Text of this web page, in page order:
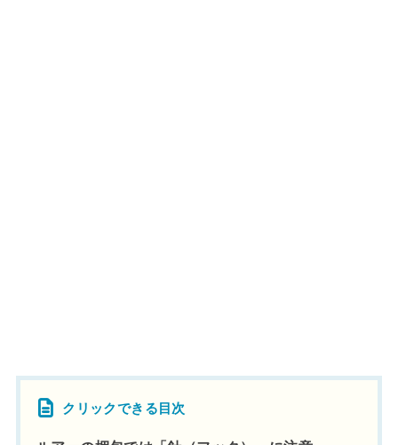
クリックできる目次